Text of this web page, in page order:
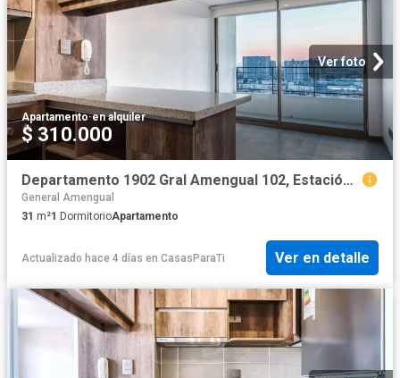
Ver foto
Apartamento·en alquiler
$ 310.000
Departamento 1902 Gral Amengual 102, Estación Central
General Amengual
31 m²1 DormitorioApartamento
Actualizado hace 4 días en CasasParaTi Ver en detalle